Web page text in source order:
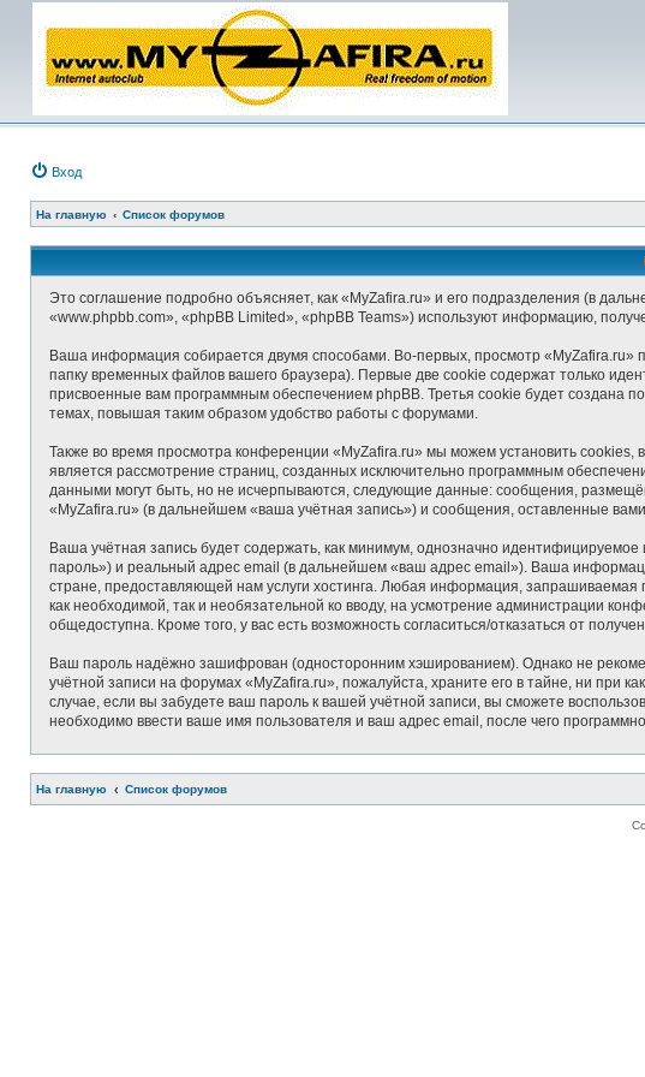
Вход
На главную Список форумов
Это соглашение подробно объясняет, как «MyZafira.ru» и его подразделения (в
«www.phpbb.com», «phpBB Limited», «phpBB Teams») используют информацию,
Ваша информация собирается двумя способами. Во-первых, просмотр
папку временных файлов вашего браузера). Первые две cookie содержат только
присвоенные вам программным обеспечением phpBB. Третья cookie будет создана
темах, повышая таким образом удобство работы с форумами.
Также во время просмотра конференции «MyZafira.ru» мы можем установить
является рассмотрение страниц, созданных исключительно программным
данными могут быть, но не исчерпываются, следующие данные: сообщения,
«MyZafira.ru» (в дальнейшем «ваша учётная запись») и сообщения, оставленные
Ваша учётная запись будет содержать, как минимум, однозначно
пароль») и реальный адрес email (в дальнейшем «ваш адрес email»). Ваша
стране, предоставляющей нам услуги хостинга. Любая информация,
как необходимой, так и необязательной ко вводу, на усмотрение администрации
общедоступна. Кроме того, у вас есть возможность согласиться/отказаться от
Ваш пароль надёжно зашифрован (односторонним хэшированием). Однако не
учётной записи на форумах «MyZafira.ru», пожалуйста, храните его в тайне, ни при
случае, если вы забудете ваш пароль к вашей учётной записи, вы сможете
необходимо ввести ваше имя пользователя и ваш адрес email, после чего
На главную Список форумов